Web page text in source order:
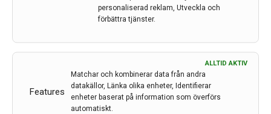
personaliserad reklam, Utveckla och
förbättra tjänster.
Features
ALLTID AKTIV
Matchar och kombinerar data från andra
datakällor, Länka olika enheter, Identifierar
enheter baserat på information som överförs
automatiskt.
Neurologidagarna 2021, Sveriges viktigaste årliga möte
anordnat av Svenska Neurolog föreningen (SNF) har
genom tiderna genomgått ett antal namnbyten. Först
var det Vårmötet, de senaste åren Neurologiveckan